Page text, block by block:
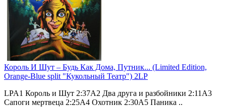
Король И Шут ‎– Будь Как Дома, Путник... (Limited Edition,
Orange-Blue split "Кукольный Театр") 2LP
LPA1 Король и Шут 2:37A2 Два друга и разбойники 2:11A3
Сапоги мертвеца 2:25A4 Охотник 2:30A5 Паника ..